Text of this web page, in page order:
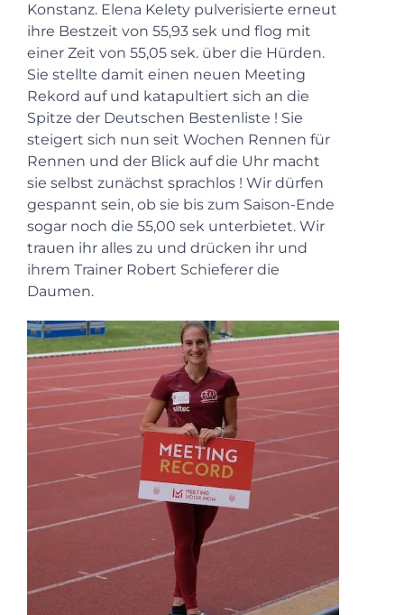
Konstanz. Elena Kelety pulverisierte erneut
ihre Bestzeit von 55,93 sek und flog mit
einer Zeit von 55,05 sek. über die Hürden.
Sie stellte damit einen neuen Meeting
Rekord auf und katapultiert sich an die
Spitze der Deutschen Bestenliste ! Sie
steigert sich nun seit Wochen Rennen für
Rennen und der Blick auf die Uhr macht
sie selbst zunächst sprachlos ! Wir dürfen
gespannt sein, ob sie bis zum Saison-Ende
sogar noch die 55,00 sek unterbietet. Wir
trauen ihr alles zu und drücken ihr und
ihrem Trainer Robert Schieferer die
Daumen.